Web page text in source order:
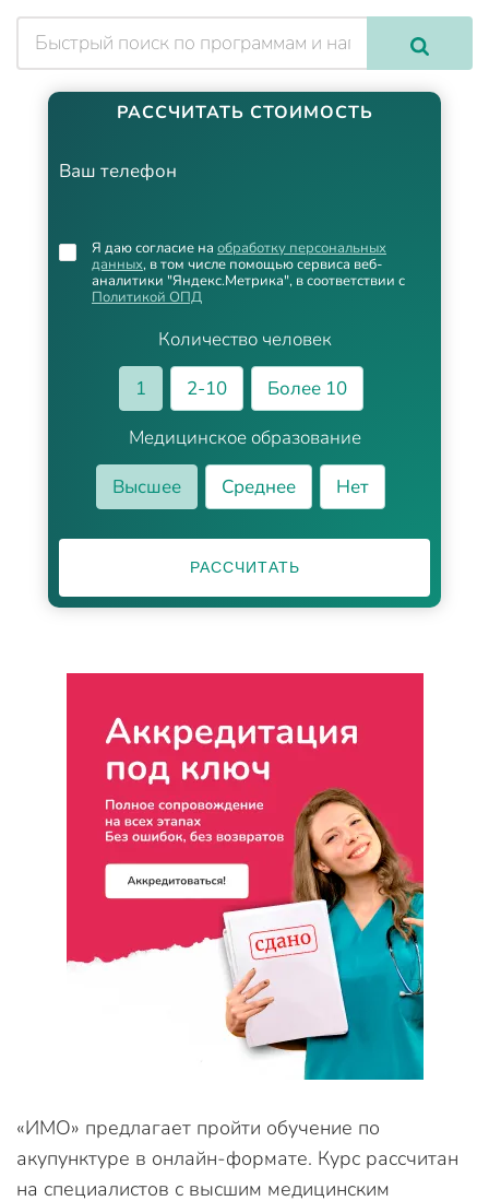
РАССЧИТАТЬ СТОИМОСТЬ
Ваш телефон
Количество человек
1
2-10
Более 10
Медицинское образование
Высшее
Среднее Нет
Я даю согласие на обработку персональных
данных, в том числе помощью сервиса веб-
аналитики "Яндекс.Метрика", в соответствии с
Политикой ОПД
РАССЧИТАТЬ
«ИМО» предлагает пройти обучение по
акупунктуре в онлайн-формате. Курс рассчитан
на специалистов с высшим медицинским